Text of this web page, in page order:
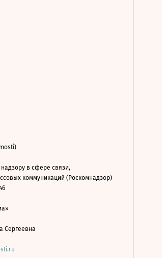
в сфере связи,
коммуникаций (Роскомнадзор)
Сергеевна